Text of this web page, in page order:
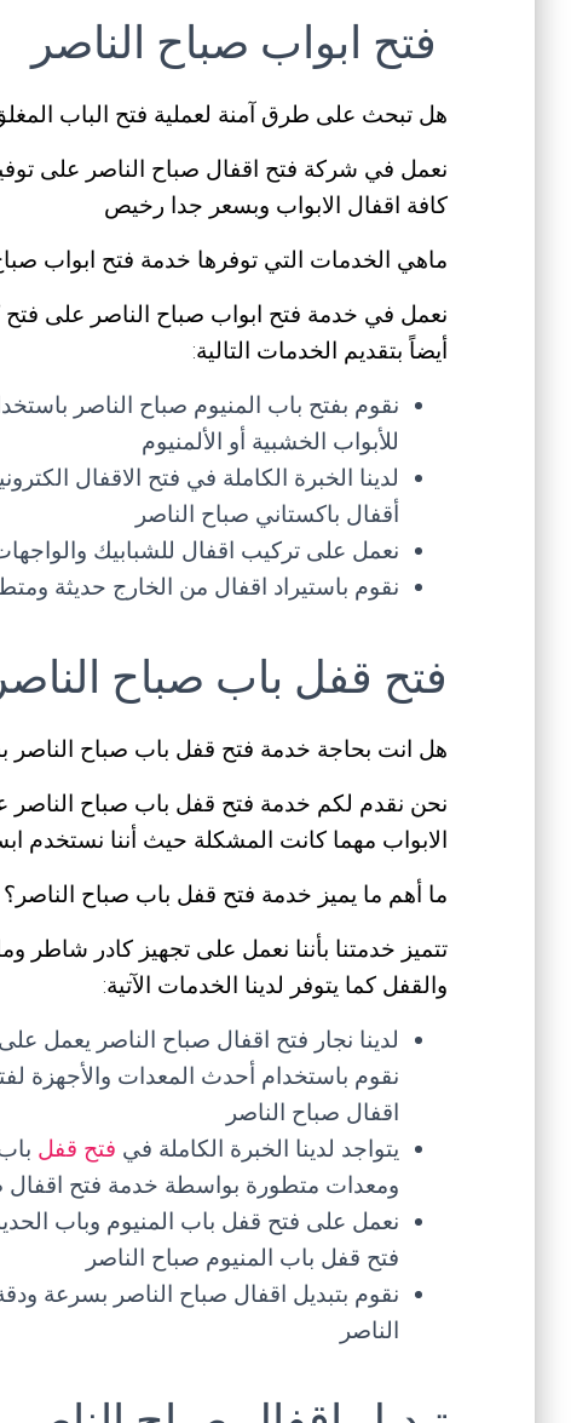
فتح ابواب صباح الناصر
هل تبحث على طرق آمنة لعملية فتح الباب
نعمل في شركة فتح اقفال صباح الناصر على
كافة اقفال الابواب وبسعر جدا رخيص
ماهي الخدمات التي توفرها خدمة فتح ابواب
نعمل في خدمة فتح ابواب صباح الناصر على فتح
أيضاً بتقديم الخدمات التالية:
نقوم بفتح باب المنيوم صباح الناصر
للأبواب الخشبية أو الألمنيوم
لدينا الخبرة الكاملة في فتح الاقفال
أقفال باكستاني صباح الناصر
نعمل على تركيب اقفال للشبابيك
نقوم باستيراد اقفال من الخارج حديثة
فتح قفل باب صباح الناصر
هل انت بحاجة خدمة فتح قفل باب صباح
نحن نقدم لكم خدمة فتح قفل باب صباح
الابواب مهما كانت المشكلة حيث أننا نستخدم
ما أهم ما يميز خدمة فتح قفل باب صباح الناصر؟
تتميز خدمتنا بأننا نعمل على تجهيز كادر شاطر
والقفل كما يتوفر لدينا الخدمات الآتية:
لدينا نجار فتح اقفال صباح الناصر يعمل
نقوم باستخدام أحدث المعدات والأجهزة
اقفال صباح الناصر
يتواجد لدينا الخبرة الكاملة في فتح قفل
ومعدات متطورة بواسطة خدمة فتح اقفال
نعمل على فتح قفل باب المنيوم وباب
فتح قفل باب المنيوم صباح الناصر
نقوم بتبديل اقفال صباح الناصر بسرعة
الناصر